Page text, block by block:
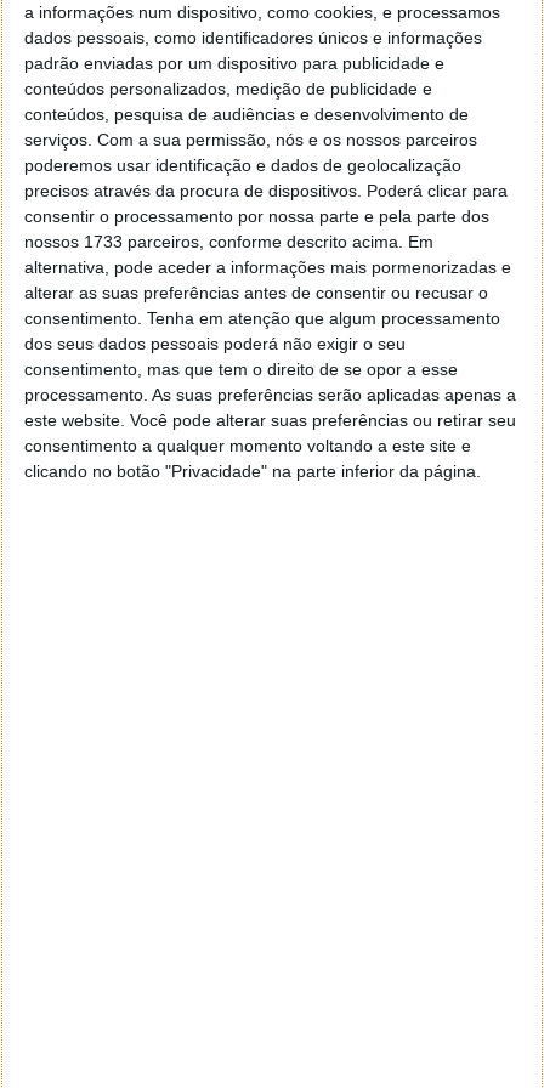
a informações num dispositivo, como cookies, e processamos
dados pessoais, como identificadores únicos e informações
padrão enviadas por um dispositivo para publicidade e
conteúdos personalizados, medição de publicidade e
conteúdos, pesquisa de audiências e desenvolvimento de
serviços. Com a sua permissão, nós e os nossos parceiros
poderemos usar identificação e dados de geolocalização
precisos através da procura de dispositivos. Poderá clicar para
consentir o processamento por nossa parte e pela parte dos
nossos 1733 parceiros, conforme descrito acima. Em
alternativa, pode aceder a informações mais pormenorizadas e
alterar as suas preferências antes de consentir ou recusar o
consentimento. Tenha em atenção que algum processamento
dos seus dados pessoais poderá não exigir o seu
consentimento, mas que tem o direito de se opor a esse
processamento. As suas preferências serão aplicadas apenas a
este website. Você pode alterar suas preferências ou retirar seu
consentimento a qualquer momento voltando a este site e
clicando no botão "Privacidade" na parte inferior da página.
chaves de segurança certificadas pelo FIDO se quiser
utilizar a funcionalidade, porque a Apple não quer que
seja bloqueado fora da sua conta se perder uma.
Existem também algumas limitações quanto aos
dispositivos e serviços com que pode utilizar estas
chaves.